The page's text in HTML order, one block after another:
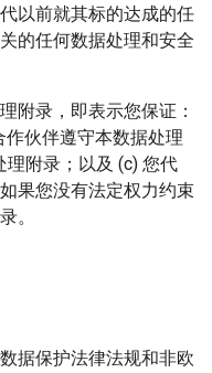
以前就其标的达成的任
的任何数据处理和安全
附录，即表示您保证：
伙伴遵守本数据处理
理附录；以及 (c) 您代
果您没有法定权力约束
。
据保护法律法规和非欧